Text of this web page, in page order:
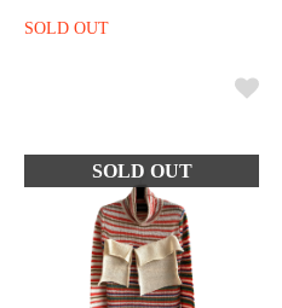
SOLD OUT